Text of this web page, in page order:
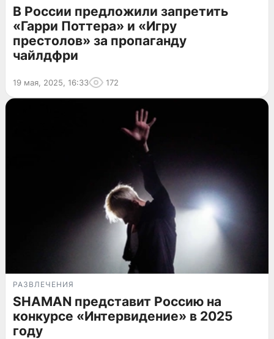
В России предложили запретить
«Гарри Поттера» и «Игру
престолов» за пропаганду
чайлдфри
19 мая, 2025, 16:33 172
РАЗВЛЕЧЕНИЯ
SHAMAN представит Россию на
конкурсе «Интервидение» в 2025
году